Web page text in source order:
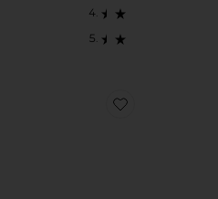
Favorite